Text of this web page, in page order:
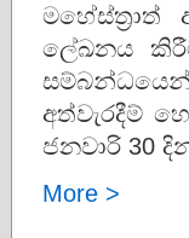
මහේස්ත්‍රාත්
ලේඛනය
අත්වැරදීම්
ජනවාරි 30
More >